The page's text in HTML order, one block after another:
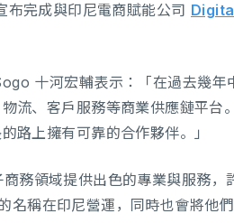
完成與印尼電商賦能公司
十河宏輔表示：「在過去幾年
流、客戶服務等商業供應鏈平台
路上擁有可靠的合作夥伴。」
務領域提供出色的專業與服務，
名稱在印尼營運，同時也會將他